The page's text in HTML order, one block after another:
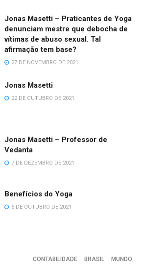
Jonas Masetti – Praticantes de Yoga
denunciam mestre que debocha de
vítimas de abuso sexual. Tal
afirmação tem base?
27 DE NOVEMBRO DE 2021
Jonas Masetti
22 DE OUTUBRO DE 2021
Jonas Masetti – Professor de
Vedanta
7 DE DEZEMBRO DE 2021
Benefícios do Yoga
5 DE OUTUBRO DE 2021
CONTABILIDADE BRASIL MUNDO